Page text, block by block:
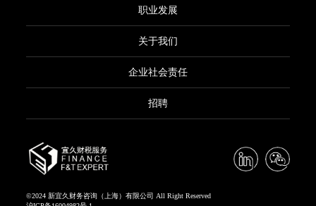
职业发展
关于我们
企业社会责任
招聘
©2024 新宜久财务咨询（上海）有限公司 All Right Reserved